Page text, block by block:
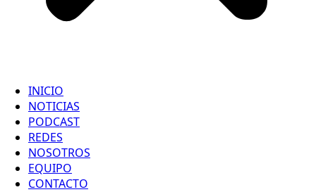
INICIO
NOTICIAS
PODCAST
REDES
NOSOTROS
EQUIPO
CONTACTO